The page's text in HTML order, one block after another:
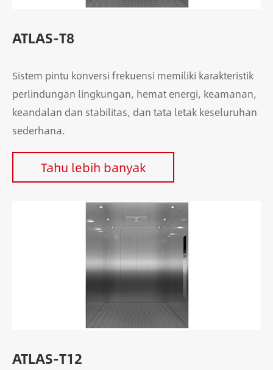
ATLAS-T8
Sistem pintu konversi frekuensi memiliki karakteristik
perlindungan lingkungan, hemat energi, keamanan,
keandalan dan stabilitas, dan tata letak keseluruhan
sederhana.
Tahu lebih banyak
ATLAS-T12